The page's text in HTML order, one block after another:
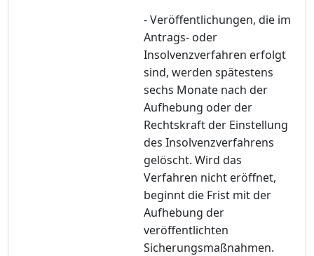
- Veröffentlichungen, die im
Antrags- oder
Insolvenzverfahren erfolgt
sind, werden spätestens
sechs Monate nach der
Aufhebung oder der
Rechtskraft der Einstellung
des Insolvenzverfahrens
gelöscht. Wird das
Verfahren nicht eröffnet,
beginnt die Frist mit der
Aufhebung der
veröffentlichten
Sicherungsmaßnahmen.